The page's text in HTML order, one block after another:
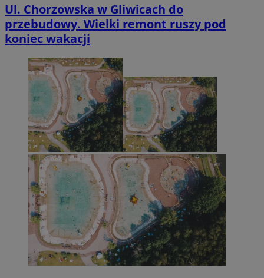
Ul. Chorzowska w Gliwicach do
przebudowy. Wielki remont ruszy pod
koniec wakacji